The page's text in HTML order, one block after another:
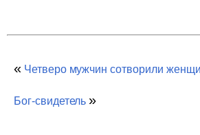
« Четверо мужчин сотворили
Бог-свидетель »